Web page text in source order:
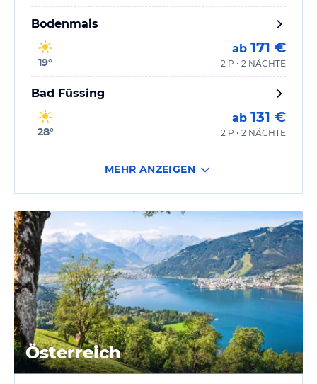
Bodenmais
19°
ab 171 €
2 P • 2 NÄCHTE
Bad Füssing
28°
ab 131 €
2 P • 2 NÄCHTE
MEHR ANZEIGEN
Österreich